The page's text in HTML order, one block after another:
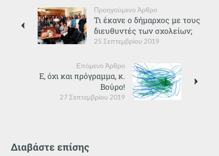
Προηγούμενο Άρθρο
25 Σεπτεμβρίου 2019
Τι έκανε ο δήμαρχος με τους
διευθυντές των σχολείων;
Επόμενο Άρθρο
27 Σεπτεμβρίου 2019
Ε, όχι και πρόγραμμα, κ.
Βούρο!
Διαβάστε επίσης